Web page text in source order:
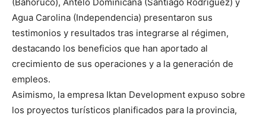
Agua Carolina (Independencia) presentaron sus
testimonios y resultados tras integrarse al régimen,
destacando los beneficios que han aportado al
crecimiento de sus operaciones y a la generación de
empleos.
Asimismo, la empresa Iktan Development expuso sobre
los proyectos turísticos planificados para la provincia,